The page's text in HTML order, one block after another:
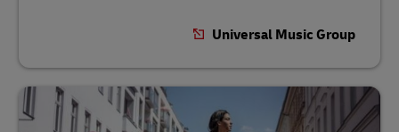
Universal Music Group